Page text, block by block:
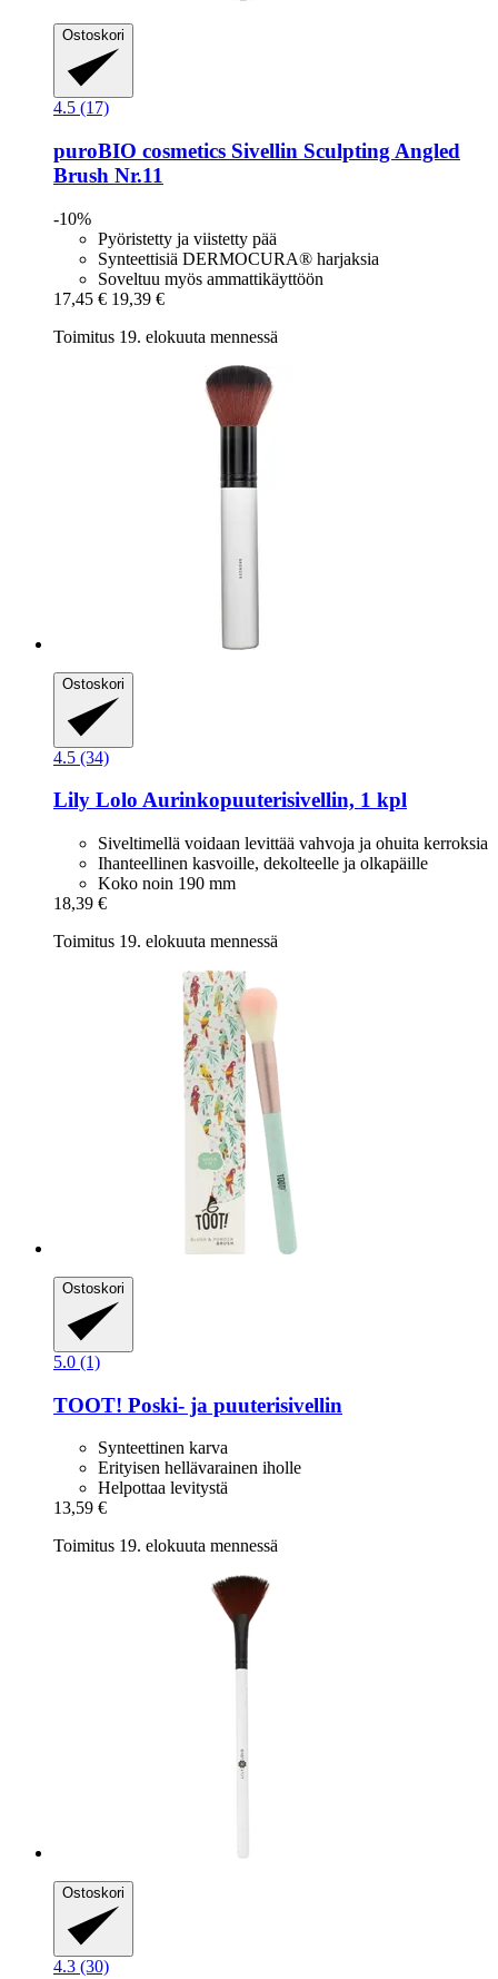
Ostoskori
4.5 (17)
puroBIO cosmetics Sivellin Sculpting Angled
Brush Nr.11
-10%
Pyöristetty ja viistetty pää
Synteettisiä DERMOCURA® harjaksia
Soveltuu myös ammattikäyttöön
17,45 € 19,39 €
Toimitus 19. elokuuta mennessä
Ostoskori
4.5 (34)
Lily Lolo Aurinkopuuterisivellin, 1 kpl
Siveltimellä voidaan levittää vahvoja ja ohuita kerroksia
Ihanteellinen kasvoille, dekolteelle ja olkapäille
Koko noin 190 mm
18,39 €
Toimitus 19. elokuuta mennessä
Ostoskori
5.0 (1)
TOOT! Poski-​ ja puuterisivellin
Synteettinen karva
Erityisen hellävarainen iholle
Helpottaa levitystä
13,59 €
Toimitus 19. elokuuta mennessä
Ostoskori
4.3 (30)